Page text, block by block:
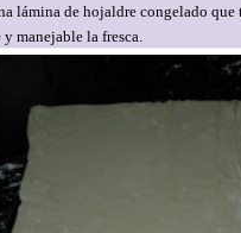
lámina de hojaldre congelado que
manejable la fresca.